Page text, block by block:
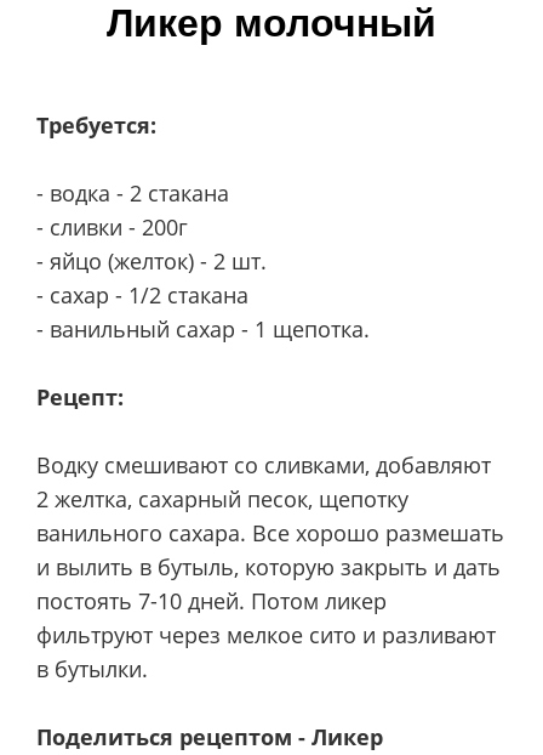
Ликер молочный
Требуется:
- водка - 2 стакана
- сливки - 200г
- яйцо (желток) - 2 шт.
- сахар - 1/2 стакана
- ванильный сахар - 1 щепотка.
Рецепт:
Водку смешивают со сливками, добавляют
2 желтка, сахарный песок, щепотку
ванильного сахара. Все хорошо размешать
и вылить в бутыль, которую закрыть и дать
постоять 7-10 дней. Потом ликер
фильтруют через мелкое сито и разливают
в бутылки.
Поделиться рецептом - Ликер